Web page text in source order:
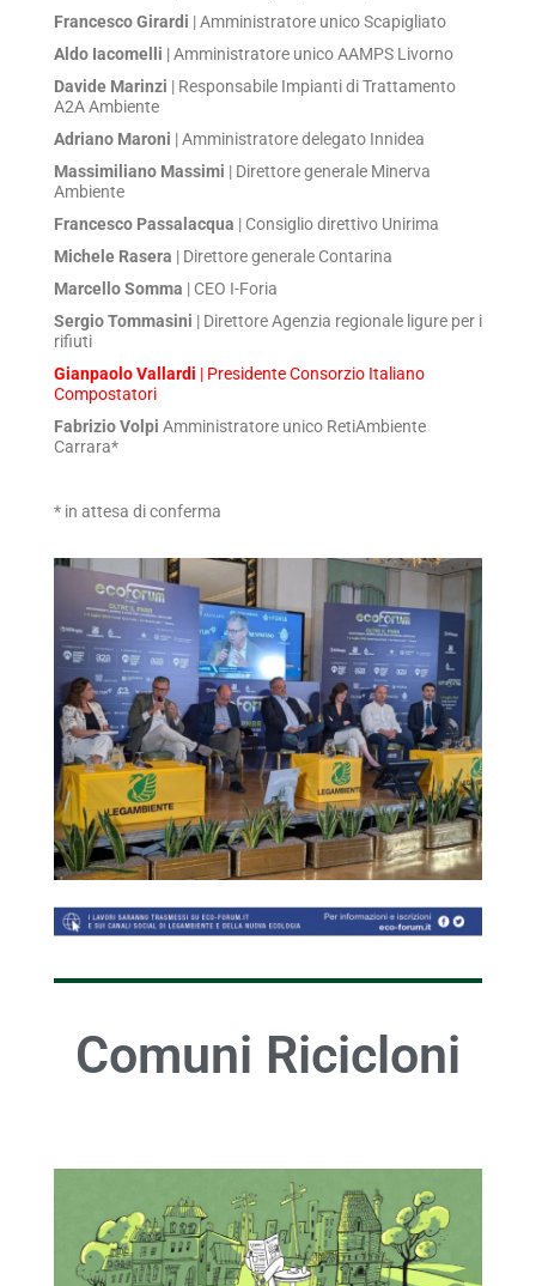
Francesco Girardi | Amministratore unico Scapigliato
Aldo Iacomelli | Amministratore unico AAMPS Livorno
Davide Marinzi | Responsabile Impianti di Trattamento
A2A Ambiente
Adriano Maroni | Amministratore delegato Innidea
Massimiliano Massimi | Direttore generale Minerva
Ambiente
Francesco Passalacqua | Consiglio direttivo Unirima
Michele Rasera | Direttore generale Contarina
Marcello Somma | CEO I-Foria
Sergio Tommasini | Direttore Agenzia regionale ligure per i
rifiuti
Gianpaolo Vallardi | Presidente Consorzio Italiano
Compostatori
Fabrizio Volpi Amministratore unico RetiAmbiente
Carrara*
* in attesa di conferma
Comuni Ricicloni